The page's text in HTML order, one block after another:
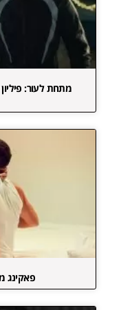
מתחת לעור:
פאקינג